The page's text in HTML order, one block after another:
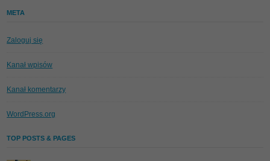
META
Zaloguj się
Kanał wpisów
Kanał komentarzy
WordPress.org
TOP POSTS & PAGES